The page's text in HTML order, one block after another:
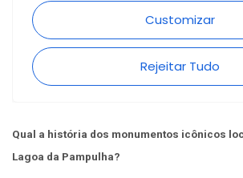
Qual a história dos monumentos icônicos
Lagoa da Pampulha?